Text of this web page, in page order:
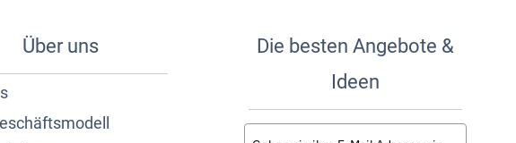
Über uns
Die besten Angebote &
Ideen